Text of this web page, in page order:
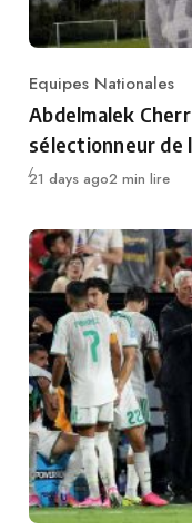
Category
Equipes Nationales
Abdelmalek
sélectionneur de
Publié
21 days ago2 min lire